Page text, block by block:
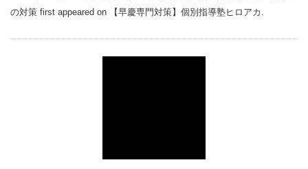
の対策 first appeared on 【早慶専門対策】個別指導塾ヒロアカ.